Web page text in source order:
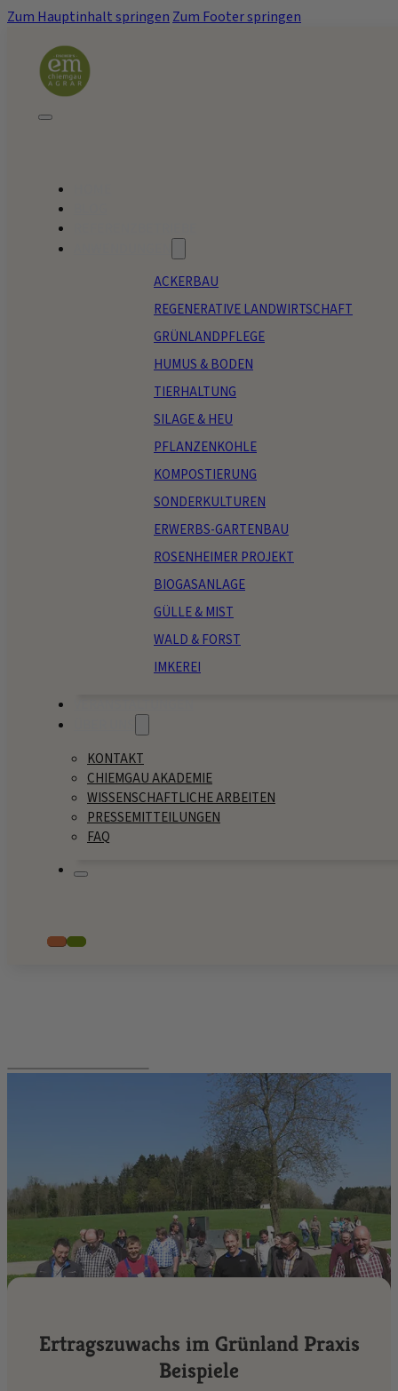
Zum Hauptinhalt springen Zum Footer springen
ACKERBAU
REGENERATIVE LANDWIRTSCHAFT
GRÜNLANDPFLEGE
HUMUS & BODEN
TIERHALTUNG
SILAGE & HEU
PFLANZENKOHLE
KOMPOSTIERUNG
SONDERKULTUREN
ERWERBS-GARTENBAU
ROSENHEIMER PROJEKT
BIOGASANLAGE
GÜLLE & MIST
WALD & FORST
IMKEREI
KONTAKT
CHIEMGAU AKADEMIE
WISSENSCHAFTLICHE ARBEITEN
PRESSEMITTEILUNGEN
FAQ
Ertragszuwachs im Grünland Praxis
Beispiele